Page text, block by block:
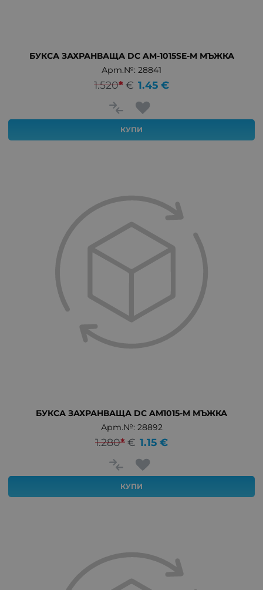
БУКСА ЗАХРАНВАЩА DC AM-1015SE-M МЪЖКА
Арт.№: 28841
1.520*€ 1.45 €
КУПИ
БУКСА ЗАХРАНВАЩА DC AM1015-M МЪЖКА
Арт.№: 28892
1.280*€ 1.15 €
КУПИ